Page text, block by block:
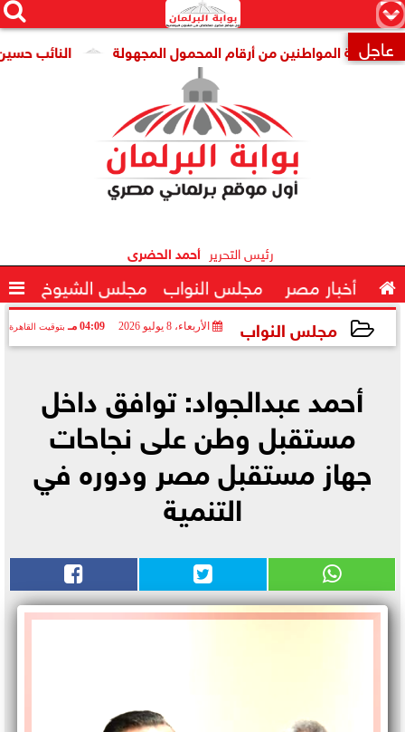
×


 عاجل النائب حسين المواطنين من أرقام المحمول المجهولة
رئيس التحرير أحمد الحضرى
 أخبار مصر مجلس النواب مجلس الشيوخ 
مجلس النواب الأربعاء، 8 يوليو 2026 04:09 مـ بتوقيت القاهرة
أحمد عبدالجواد: توافق داخل
مستقبل وطن على نجاحات
جهاز مستقبل مصر ودوره في
التنمية